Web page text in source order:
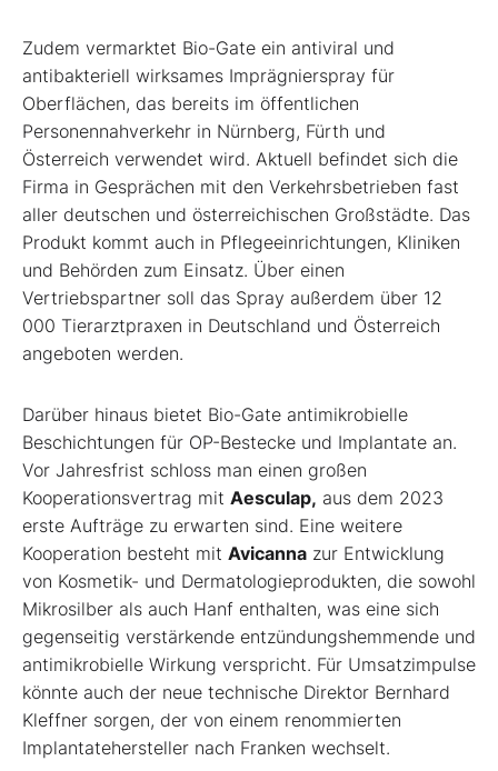
Zudem vermarktet Bio-Gate ein antiviral und
antibakteriell wirksames Imprägnierspray für
Oberflächen, das bereits im öffentlichen
Personennahverkehr in Nürnberg, Fürth und
Österreich verwendet wird. Aktuell befindet sich die
Firma in Gesprächen mit den Verkehrsbetrieben fast
aller deutschen und österreichischen Großstädte. Das
Produkt kommt auch in Pflegeeinrichtungen, Kliniken
und Behörden zum Einsatz. Über einen
Vertriebspartner soll das Spray außerdem über 12
000 Tierarztpraxen in Deutschland und Österreich
angeboten werden.
Darüber hinaus bietet Bio-Gate antimikrobielle
Beschichtungen für OP-Bestecke und Implantate an.
Vor Jahresfrist schloss man einen großen
Kooperationsvertrag mit Aesculap, aus dem 2023
erste Aufträge zu erwarten sind. Eine weitere
Kooperation besteht mit Avicanna zur Entwicklung
von Kosmetik- und Dermatologieprodukten, die sowohl
Mikrosilber als auch Hanf enthalten, was eine sich
gegenseitig verstärkende entzündungshemmende und
antimikrobielle Wirkung verspricht. Für Umsatzimpulse
könnte auch der neue technische Direktor Bernhard
Kleffner sorgen, der von einem renommierten
Implantatehersteller nach Franken wechselt.